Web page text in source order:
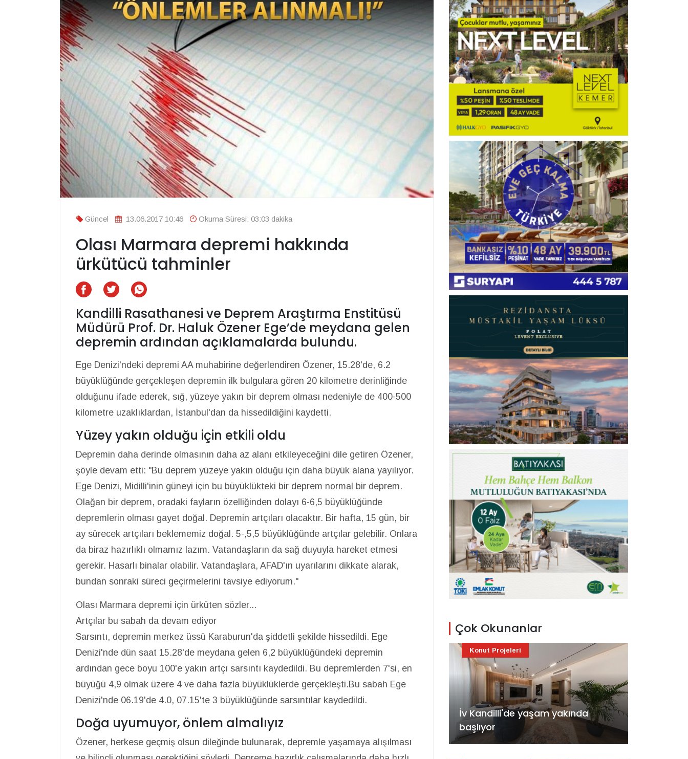
Güncel 13.06.2017 10:46 Okuma Süresi: 03:03 dakika
Olası Marmara depremi hakkında
ürkütücü tahminler
Kandilli Rasathanesi ve Deprem Araştırma Enstitüsü
Müdürü Prof. Dr. Haluk Özener Ege’de meydana gelen
depremin ardından açıklamalarda bulundu.
Ege Denizi'ndeki depremi AA muhabirine değerlendiren Özener, 15.28'de, 6.2
büyüklüğünde gerçekleşen depremin ilk bulgulara gören 20 kilometre derinliğinde
olduğunu ifade ederek, sığ, yüzeye yakın bir deprem olması nedeniyle de 400-500
kilometre uzaklıklardan, İstanbul'dan da hissedildiğini kaydetti.
Yüzey yakın olduğu için etkili oldu
Depremin daha derinde olmasının daha az alanı etkileyeceğini dile getiren Özener,
şöyle devam etti: "Bu deprem yüzeye yakın olduğu için daha büyük alana yayılıyor.
Ege Denizi, Midilli'inin güneyi için bu büyüklükteki bir deprem normal bir deprem.
Olağan bir deprem, oradaki fayların özelliğinden dolayı 6-6,5 büyüklüğünde
depremlerin olması gayet doğal. Depremin artçıları olacaktır. Bir hafta, 15 gün, bir
ay sürecek artçıları beklememiz doğal. 5-,5,5 büyüklüğünde artçılar gelebilir. Onlara
da biraz hazırlıklı olmamız lazım. Vatandaşların da sağ duyuyla hareket etmesi
gerekir. Hasarlı binalar olabilir. Vatandaşlara, AFAD'ın uyarılarını dikkate alarak,
bundan sonraki süreci geçirmelerini tavsiye ediyorum."
Olası Marmara depremi için ürküten sözler...
Artçılar bu sabah da devam ediyor
Sarsıntı, depremin merkez üssü Karaburun'da şiddetli şekilde hissedildi. Ege
Denizi'nde dün saat 15.28'de meydana gelen 6,2 büyüklüğündeki depremin
ardından gece boyu 100'e yakın artçı sarsıntı kaydedildi. Bu depremlerden 7'si, en
büyüğü 4,9 olmak üzere 4 ve daha fazla büyüklüklerde gerçekleşti.Bu sabah Ege
Denizi'nde 06.19'de 4.0, 07.15'te 3 büyüklüğünde sarsıntılar kaydedildi.
Doğa uyumuyor, önlem almalıyız
Özener, herkese geçmiş olsun dileğinde bulunarak, depremle yaşamaya alışılması
Çok Okunanlar
İv Kandilli'de yaşam yakında
başlıyor
Konut Projeleri